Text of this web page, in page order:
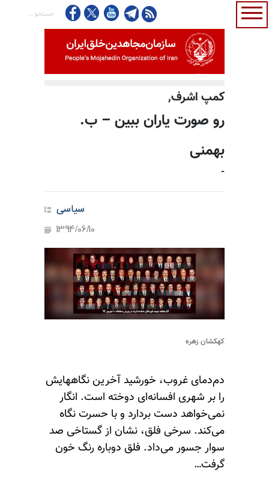
كمپ اشرف,
رو صورت یاران ببین – ب.
بهمنی
-
سیاسی
1394/06/10
کهکشان زهره
دم‌دمای غروب، خورشید آخرین نگاههایش
را بر شهری افسانه‌ای دوخته است. انگار
نمی‌خواهد دست بردارد و با حسرت نگاه
می‌کند. سرخی فلق، نشان از گستاخی صد
سوار جسور می‌داد. فلق دوباره رنگ خون
گرفت…